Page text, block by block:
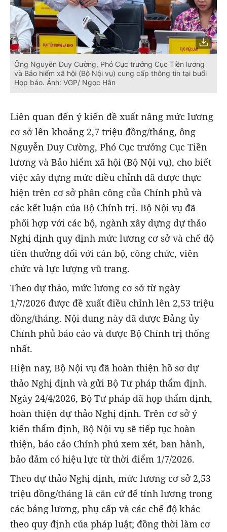
Ông Nguyễn Duy Cường, Phó Cục trưởng Cục Tiền lương
và Bảo hiểm xã hội (Bộ Nội vụ) cung cấp thông tin tại buổi
Họp báo. Ảnh: VGP/ Ngọc Hân
Liên quan đến ý kiến đề xuất nâng mức lương
cơ sở lên khoảng 2,7 triệu đồng/tháng, ông
Nguyễn Duy Cường, Phó Cục trưởng Cục Tiền
lương và Bảo hiểm xã hội (Bộ Nội vụ), cho biết
việc xây dựng mức điều chỉnh đã được thực
hiện trên cơ sở phân công của Chính phủ và
các kết luận của Bộ Chính trị. Bộ Nội vụ đã
phối hợp với các bộ, ngành xây dựng dự thảo
Nghị định quy định mức lương cơ sở và chế độ
tiền thưởng đối với cán bộ, công chức, viên
chức và lực lượng vũ trang.
Theo dự thảo, mức lương cơ sở từ ngày
1/7/2026 được đề xuất điều chỉnh lên 2,53 triệu
đồng/tháng. Nội dung này đã được Đảng ủy
Chính phủ báo cáo và được Bộ Chính trị thống
nhất.
Hiện nay, Bộ Nội vụ đã hoàn thiện hồ sơ dự
thảo Nghị định và gửi Bộ Tư pháp thẩm định.
Ngày 24/4/2026, Bộ Tư pháp đã họp thẩm định,
hoàn thiện dự thảo Nghị định. Trên cơ sở ý
kiến thẩm định, Bộ Nội vụ sẽ tiếp tục hoàn
thiện, báo cáo Chính phủ xem xét, ban hành,
bảo đảm có hiệu lực từ thời điểm 1/7/2026.
Theo dự thảo Nghị định, mức lương cơ sở 2,53
triệu đồng/tháng là căn cứ để tính lương trong
các bảng lương, phụ cấp và các chế độ khác
theo quy định của pháp luật; đồng thời làm cơ